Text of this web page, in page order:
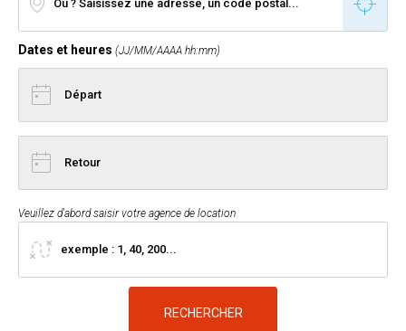
Dates et heures (JJ/MM/AAAA hh:mm)
Veuillez d'abord saisir votre agence de location
RECHERCHER